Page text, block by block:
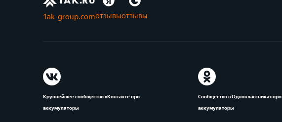
1ak-group.comотзывыотзывы
Крупнейшее сообщество вКонтакте про
аккумуляторы
Сообщество в Одноклассниках про
аккумуляторы